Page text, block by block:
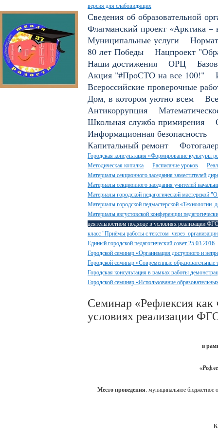
версия для слабовидящих
Сведения об образовательной
Флагманский проект «Арктика –
Муниципальные услуги
80 лет Победы
Нацпроект
Наши достижения
ОРЦ
Акция "#ПроСТО на все 100!"
Всероссийские проверочные
Дом, в котором уютно всем
Антикоррупция
Школьная служба примирения
Информационная безопасность
Капитальный ремонт
Городская консультация «Формирование культуры
Методическая копилка
Расписание уроков
Материалы секционного заседания заместителей
Материалы секционного заседания учителей
Материалы городской педагогической мастерской
Материалы городской педмастерской
Материалы августовской конференции
деятельностном подходе в условиях реализации
класс "Приёмы работы с текстом через
Единый городской педагогический совет 25.03.2016
Городской семинар «Организация доступного и
Городской семинар «Современные
Городская консультация в рамках работы
Городской семинар «Использование
Семинар «Рефлексия как
условиях реализации
в
Место проведения: муниципальное бюджетное